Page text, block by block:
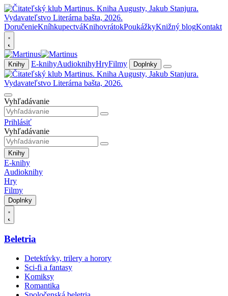
DoručenieKníhkupectváKnihovrátokPoukážkyKnižný blogKontakt
Knihy E-knihyAudioknihyHryFilmy Doplnky
Vyhľadávanie
Prihlásiť
Vyhľadávanie
Knihy
E-knihy
Audioknihy
Hry
Filmy
Doplnky
Beletria
Detektívky, trilery a horory
Sci-fi a fantasy
Komiksy
Romantika